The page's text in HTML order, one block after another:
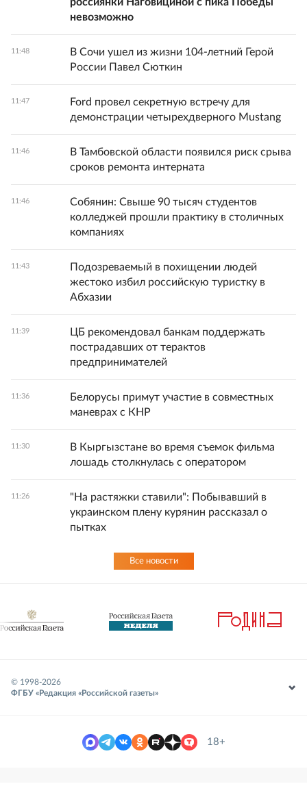
невозможно
11:48
В Сочи ушел из жизни 104-летний Герой
России Павел Сюткин
11:47
Ford провел секретную встречу для
демонстрации четырехдверного Mustang
11:46
В Тамбовской области появился риск срыва
сроков ремонта интерната
11:46
Собянин: Свыше 90 тысяч студентов
колледжей прошли практику в столичных
компаниях
11:43
Подозреваемый в похищении людей
жестоко избил российскую туристку в
Абхазии
11:39
ЦБ рекомендовал банкам поддержать
пострадавших от терактов
предпринимателей
11:36
Белорусы примут участие в совместных
маневрах с КНР
11:30
В Кыргызстане во время съемок фильма
лошадь столкнулась с оператором
11:26
"На растяжки ставили": Побывавший в
украинском плену курянин рассказал о
пытках
Все новости
© 1998-2026
ФГБУ «Редакция «Российской газеты»
18+